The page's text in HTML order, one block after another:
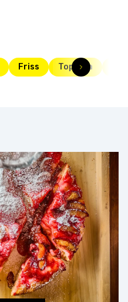
Friss Toplista